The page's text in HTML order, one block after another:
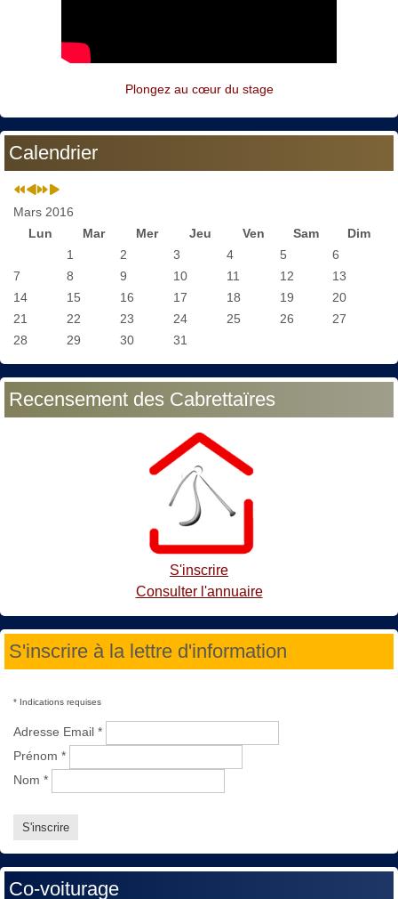
Plongez au cœur du stage
Calendrier
Mars 2016
Lun
Mar Mer Jeu Ven Sam
Dim
1
2 3 4 5
6
7
8 9 10 11 12
13
14
15 16 17 18 19
20
21
22 23 24 25 26
27
28
29 30 31
Recensement des Cabrettaïres
S'inscrire
Consulter l'annuaire
S'inscrire à la lettre d'information
* Indications requises
Adresse Email *
Prénom *
Nom *
Co-voiturage